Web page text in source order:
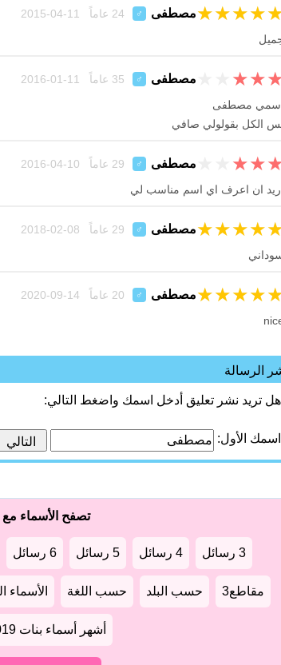
مصطفى ♂ ★
★
★
★
مصطفى ♂ ★
★
مصطفى
الكل بقولولي صافي
مصطفى ♂ ★
★
ان اعرف اي اسم مناسب لي
مصطفى ♂ ★
★
★
★
مصطفى ♂ ★
★
★
★
الرسالة
هل تريد نشر تعليق أدخل اسمك واضغط التالي:
اسمك الأول:
تصفح الأسماء مع
3 رسائل 4 رسائل 5 رسائل 6 رسائل
مقاطع3 حسب البلد حسب اللغة الأسماء
أشهر أسماء بنات 2019